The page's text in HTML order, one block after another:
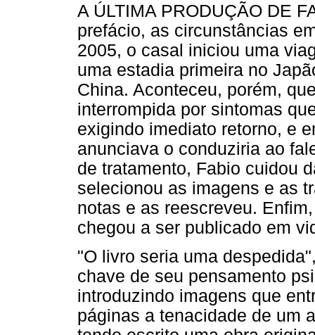
A ÚLTIMA PRODUÇÃO DE
prefácio, as circunstâncias
2005, o casal iniciou uma
uma estadia primeira no
China. Aconteceu, porém,
interrompida por sintomas
exigindo imediato retorno, e
anunciava o conduziria ao
de tratamento, Fabio cuidou
selecionou as imagens e as
notas e as reescreveu.
chegou a ser publicado em
"O livro seria uma
chave de seu pensamento
introduzindo imagens que
páginas a tenacidade de um